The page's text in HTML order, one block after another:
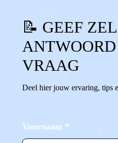
📝 GEEF
VRAAG
Deel hier jouw ervaring, tips
Voornaam *